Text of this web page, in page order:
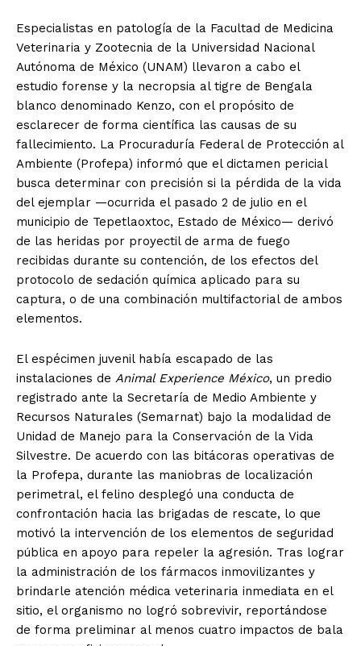
Especialistas en patología de la Facultad de Medicina
Veterinaria y Zootecnia de la Universidad Nacional
Autónoma de México (UNAM) llevaron a cabo el
estudio forense y la necropsia al tigre de Bengala
blanco denominado Kenzo, con el propósito de
esclarecer de forma científica las causas de su
fallecimiento. La Procuraduría Federal de Protección al
Ambiente (Profepa) informó que el dictamen pericial
busca determinar con precisión si la pérdida de la vida
del ejemplar —ocurrida el pasado 2 de julio en el
municipio de Tepetlaoxtoc, Estado de México— derivó
de las heridas por proyectil de arma de fuego
recibidas durante su contención, de los efectos del
protocolo de sedación química aplicado para su
captura, o de una combinación multifactorial de ambos
elementos.
El espécimen juvenil había escapado de las
instalaciones de Animal Experience México, un predio
registrado ante la Secretaría de Medio Ambiente y
Recursos Naturales (Semarnat) bajo la modalidad de
Unidad de Manejo para la Conservación de la Vida
Silvestre. De acuerdo con las bitácoras operativas de
la Profepa, durante las maniobras de localización
perimetral, el felino desplegó una conducta de
confrontación hacia las brigadas de rescate, lo que
motivó la intervención de los elementos de seguridad
pública en apoyo para repeler la agresión. Tras lograr
la administración de los fármacos inmovilizantes y
brindarle atención médica veterinaria inmediata en el
sitio, el organismo no logró sobrevivir, reportándose
de forma preliminar al menos cuatro impactos de bala